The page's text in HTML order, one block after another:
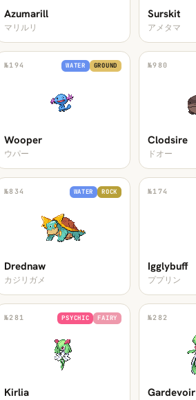
Azumarill
マリルリ
Surskit
アメタマ
№194 WATER GROUND
Wooper
ウパー
№980
Clodsire
ドオー
№834 WATER ROCK
Drednaw
カジリガメ
№174
Igglybuff
ププリン
№281 PSYCHIC FAIRY
Kirlia
№282
Gardevoir